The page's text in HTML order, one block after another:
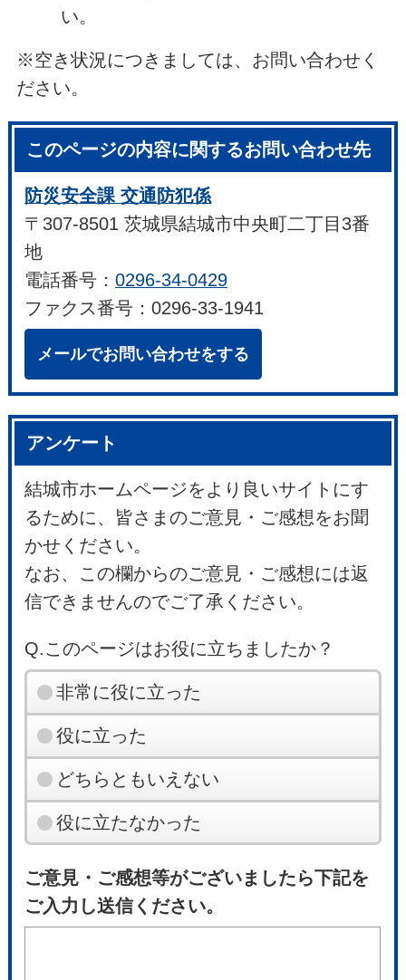
い。
※空き状況につきましては、お問い合わせく
ださい。
このページの内容に関するお問い合わせ先
防災安全課 交通防犯係
〒307-8501 茨城県結城市中央町二丁目3番
地
電話番号：0296-34-0429
ファクス番号：0296-33-1941
メールでお問い合わせをする
アンケート
結城市ホームページをより良いサイトにす
るために、皆さまのご意見・ご感想をお聞
かせください。
なお、この欄からのご意見・ご感想には返
信できませんのでご了承ください。
Q.このページはお役に立ちましたか？
非常に役に立った
役に立った
どちらともいえない
役に立たなかった
ご意見・ご感想等がございましたら下記を
ご入力し送信ください。